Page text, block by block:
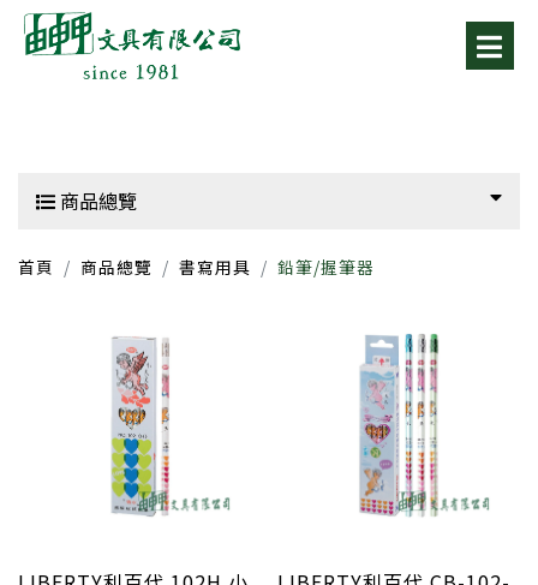
商品總覽
首頁 商品總覽 書寫用具 鉛筆/握筆器